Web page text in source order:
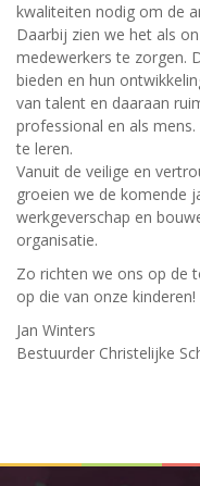
kwaliteiten nodig om de
Daarbij zien we het als
medewerkers te zorgen.
bieden en hun
van talent en daaraan
professional en als
te leren.
Vanuit de veilige en
groeien we de komende
werkgeverschap en
organisatie.
Zo richten we ons op de
op die van onze kinderen!
Jan Winters
Bestuurder Christelijke